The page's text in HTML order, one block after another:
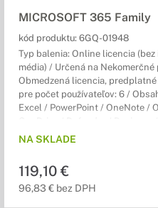
MICROSOFT 365 Family
kód produktu: 6GQ-01948
Typ balenia: Online licencia
média) / Určená na Nekomerčné
Obmedzená licencia, predplatné
pre počet používateľov: 6 /
Excel / PowerPoint / OneNote /
NA SKLADE
119,10 €
96,83 € bez DPH